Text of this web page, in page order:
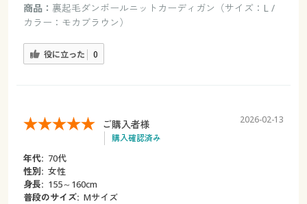
商品： 裏起毛ダンボールニットカーディガン（サイズ：L /
カラー：モカブラウン）
役に立った 0
ご購入者様
購入確認済み
2026-02-13
年代: 70代
性別: 女性
身長: 155～160cm
普段のサイズ: Мサイズ